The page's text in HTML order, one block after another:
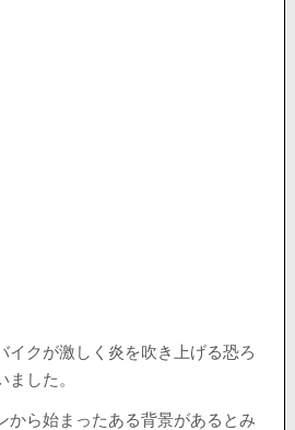
イクが激しく炎を吹き上げる恐ろ
ました。
から始まったある背景があるとみ